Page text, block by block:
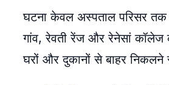
घटना केवल अस्पताल परिसर तक
गांव, रेवती रेंज और रेनेसां कॉलेज
घरों और दुकानों से बाहर निकलने